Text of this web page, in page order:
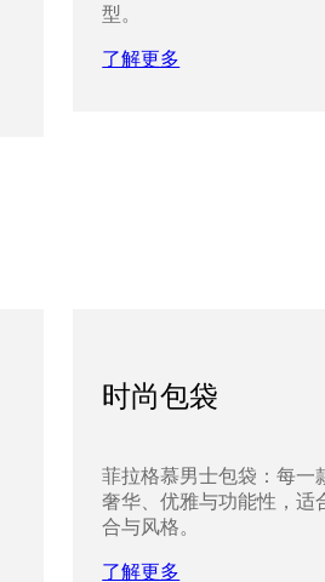
型。
了解更多
时尚包袋
菲拉格慕男士包袋：每一
奢华、优雅与功能性，适
合与风格。
了解更多